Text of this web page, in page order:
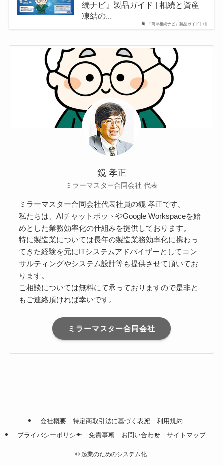
『簡単相続ナビ』製品ガイド | 相...
続ナビ』製品ガイド | 相続と資産
凍結の...
鏡 孝正
ミラーマスター合同会社 代表
ミラーマスター合同会社代表社員の鏡 孝正です。
私たちは、AIチャットボットやGoogle Workspaceを始
めとした業務効率化の仕組みを提供しております。
特に製造業については長年の製造業務効率化に携わっ
てきた経験を元にITシステムアドバイザーとしてコン
サルティングやシステム設計等も提供させて頂いてお
ります。
ご相談については無料にて承っておりますので是非と
もご連絡頂ければ幸いです。
ミラーマスター合同会社
会社概要 特定商取引法に基づく表記
利用規約
プライバシーポリシー
免責事項 お問い合わせ サイトマップ
©起業のためのシステム化.